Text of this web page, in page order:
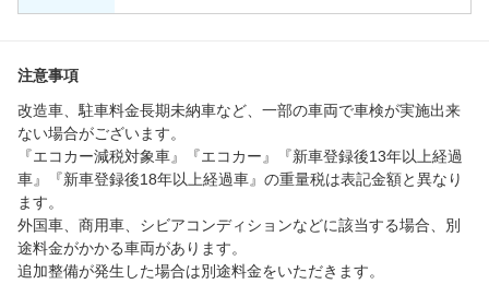
注意事項
改造車、駐車料金長期未納車など、一部の車両で車検が実施出来
ない場合がございます。
『エコカー減税対象車』『エコカー』『新車登録後13年以上経過
車』『新車登録後18年以上経過車』の重量税は表記金額と異なり
ます。
外国車、商用車、シビアコンディションなどに該当する場合、別
途料金がかかる車両があります。
追加整備が発生した場合は別途料金をいただきます。